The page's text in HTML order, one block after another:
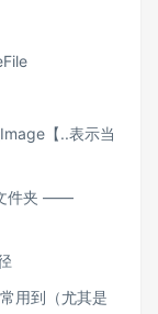
【..表示当
件夹 ——
用到（尤其是